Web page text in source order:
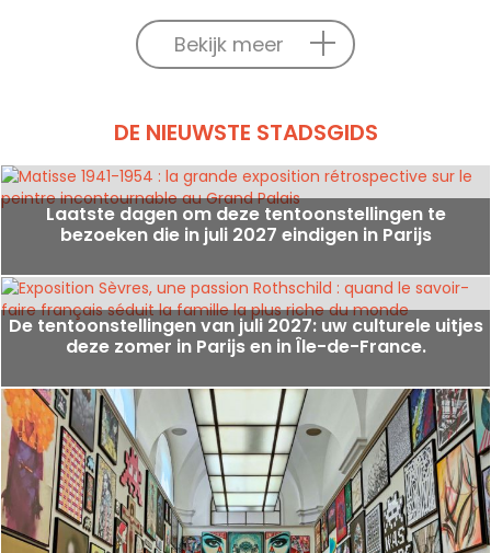
Bekijk meer
DE NIEUWSTE STADSGIDS
Laatste dagen om deze tentoonstellingen te
bezoeken die in juli 2027 eindigen in Parijs
De tentoonstellingen van juli 2027: uw culturele uitjes
deze zomer in Parijs en in Île-de-France.